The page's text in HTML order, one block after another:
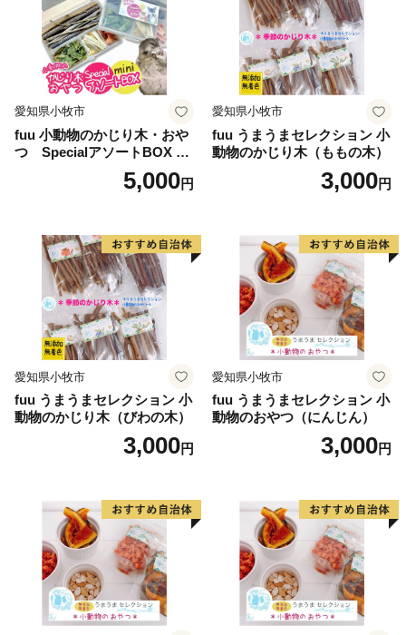
愛知県小牧市
fuu 小動物のかじり木・おや
つ SpecialアソートBOX mi
5,000円
愛知県小牧市
fuu うまうまセレクション 小
動物のかじり木（ももの木）
3,000円
愛知県小牧市
fuu うまうまセレクション 小
動物のかじり木（びわの木）
3,000円
愛知県小牧市
fuu うまうまセレクション 小
動物のおやつ（にんじん）
3,000円